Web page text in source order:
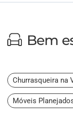
Bem
Churrasqueira na
Móveis